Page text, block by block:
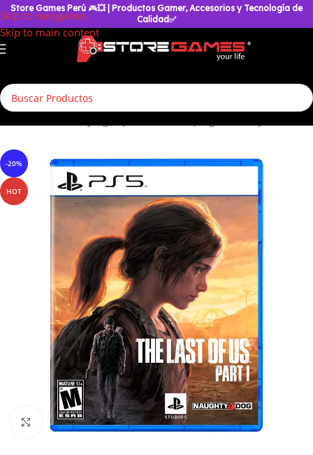
Skip to navigation
Skip to main content
Store Games Perú 🎮💥
| Productos Gamer, Accesorios y Tecnología de
Calidad✅
-20%
HOT
Click to enlarge